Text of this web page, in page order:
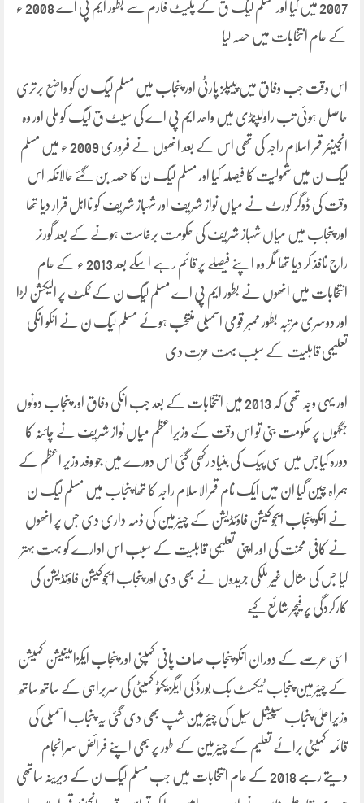
2007 میں کیا اور مسلم لیگ ق کے پلیٹ فارم سے بطور ایم پی اے 2008 ء
کے عام انتخابات میں حصہ لیا
اس وقت جب وفاق میں پیپلز پارٹی اور پنجاب میں مسلم لیگ ن کو واضع برتری
حاصل ہوئی تب راولپنڈی میں واحد ایم پی اے کی سیٹ ق لیگ کو ملی اور وہ
انجینئر قمر اسلام راجہ کی تھی اس کے بعد انھوں نے فروری 2009 ء میں مسلم
لیگ ن میں شمولیت کا فیصلہ کیا اور مسلم لیگ ن کا حصہ بن گئے حالانکہ اس
وقت کی ڈوگر کورٹ نے میاں نواز شریف اور شہباز شریف کو نااہل قرار دیا تھا
اور پنجاب میں میاں شہباز شریف کی حکومت برخاست ہونے کے بعد گورنر
راج نافذ کر دیا تھا مگر وہ اپنے فیصلے پر قائم رہے اسکے بعد 2013 ء کے عام
انتخابات میں انھوں نے بطور ایم پی اے مسلم لیگ ن کے ٹکٹ پر الیکشن لڑا
اور دوسری مرتبہ بطور ممبر قومی اسمبلی منتخب ہوئے مسلم لیگ ن نے انکو انکی
تعلیمی قابلیت کے سبب بہت عزت دی
اور یہی وجہ تھی کہ 2013 میں انتخابات کے بعد جب انکی وفاق اور پنجاب دونوں
جگہوں پر حکومت بنی تو اس وقت کے وزیراعظم میاں نواز شریف نے چائنہ کا
دورہ کیاجس میں سی پیک کی بنیاد رکھی گئی اس دورے میں جو وفد وزیر اعظم کے
ہمراہ چین گیا ان میں ایک نام قمرالاسلام راجہ کا تھا پنجاب میں مسلم لیگ ن
نے انکو پنجاب ایجوکیشن فاؤنڈیشن کے چیئرمین کی ذمہ داری دی جس پر انھوں
نے کافی محنت کی اور اپنی تعلیمی قابلیت کے سبب اس ادارے کو بہت بہتر
کیا جس کی مثال غیر ملکی جریدوں نے بھی دی اور پنجاب ایجوکیشن فاؤنڈیشن کی
کارکردگی پر فیچر شائع کیے
اسی عرصے کے دوران انکو پنجاب صاف پانی کمپنی اور پنجاب ایکزامینیشن کمیشن
کے چیئرمین پنجاب ٹیکسٹ بک بورڈ کی ایگزیکٹو کمیٹی کی سربراہی کے ساتھ ساتھ
وزیراعلیٰ پنجاب سپیشل سیل کی چیئرمین شپ بھی دی گئی یہ پنجاب اسمبلی کی
قائمہ کمیٹی برائے تعلیم کے چیئرمین کے طور پر بھی اپنے فرائض سرانجام
دیتے رہے 2018 کے عام انتخابات میں جب مسلم لیگ ن کے دیرینہ ساتھی